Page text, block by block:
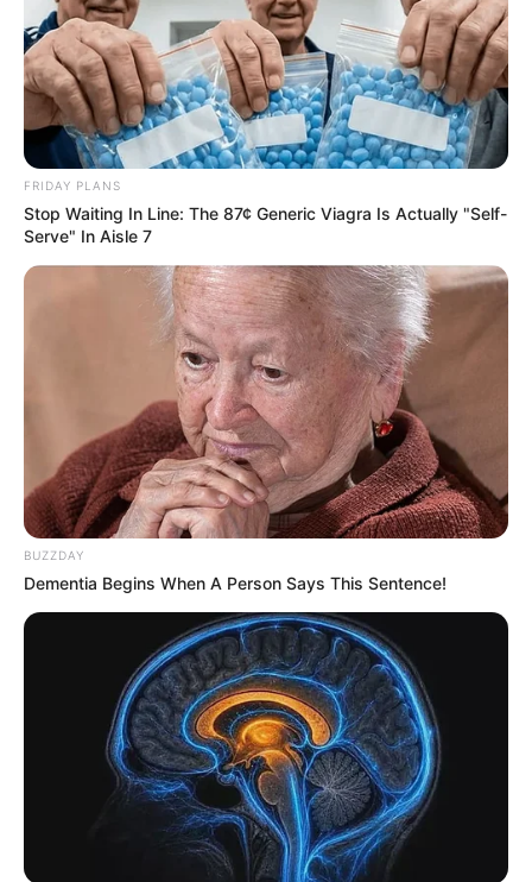
FRIDAY PLANS
Stop Waiting In Line: The 87¢ Generic Viagra Is Actually "Self-
Serve" In Aisle 7
BUZZDAY
Dementia Begins When A Person Says This Sentence!